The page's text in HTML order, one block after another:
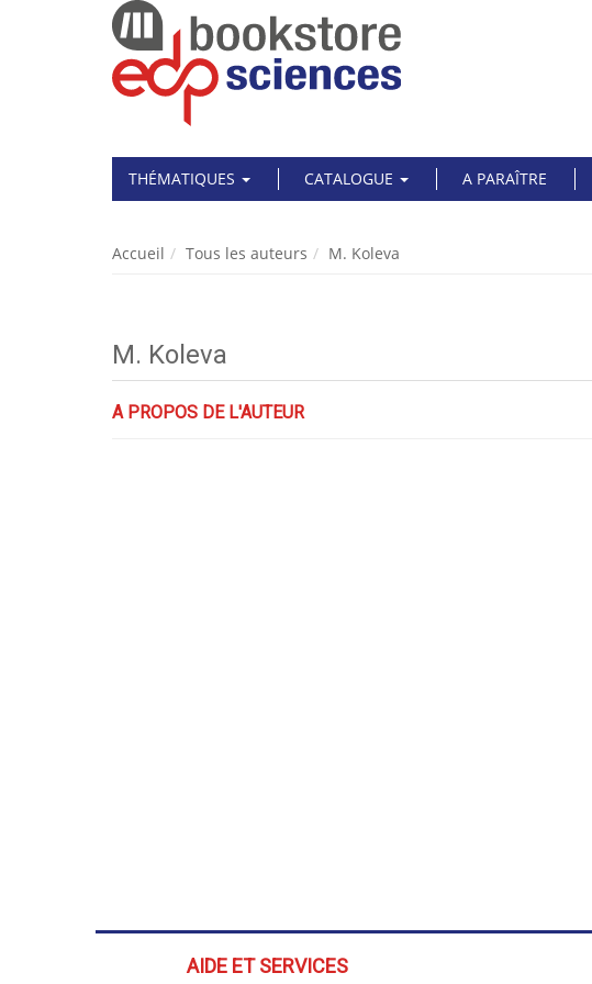
THÉMATIQUES
CATALOGUE A PARAÎTRE
Accueil Tous les auteurs M. Koleva
M. Koleva
A PROPOS DE L'AUTEUR
AIDE ET SERVICES